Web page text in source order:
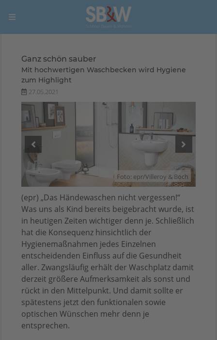
Ganz schön sauber
Mit hochwertigen Waschbecken wird Hygiene
zum Highlight
27.05.2021
Foto: epr/Villeroy & Boch
(epr) „Das Händewaschen nicht vergessen!“
Was uns als Kind bereits beigebracht wurde, ist
in heutigen Zeiten wichtiger denn je. Schließlich
hat die Konsequenz hinsichtlich der
Hygienemaßnahmen jedes Einzelnen
entscheidenden Einfluss auf die Gesundheit
aller. Zwangsläufig erhält der Waschplatz damit
derzeit größere Aufmerksamkeit als sonst und
rückt in den Mittelpunkt. Und damit sollte er
spätestens jetzt den funktionalen sowie
optischen Wünschen mehr denn je
entsprechen.